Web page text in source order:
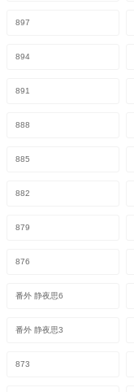
897
894
891
888
885
882
879
876
番外 静夜思6
番外 静夜思3
873